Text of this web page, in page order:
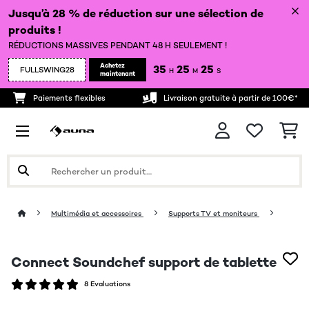
Jusqu’à 28 % de réduction sur une sélection de
produits !
RÉDUCTIONS MASSIVES PENDANT 48 H SEULEMENT !
FULLSWING28
Achetez
maintenant
35 H 25 M 24 S
Paiements flexibles Livraison gratuite à partir de 100€*
Multimédia et accessoires Supports TV et moniteurs
Connect Soundchef support de tablette
8 Evaluations